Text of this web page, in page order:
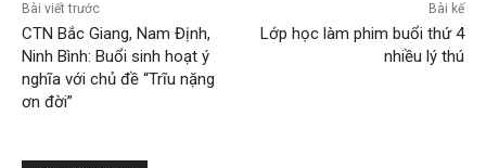
Bài viết trước
CTN Bắc Giang, Nam Định,
Ninh Bình: Buổi sinh hoạt ý
nghĩa với chủ đề “Trĩu nặng
ơn đời”
Bài kế
Lớp học làm phim buổi thứ 4
nhiều lý thú